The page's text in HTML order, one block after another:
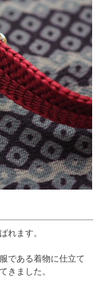
れます。
である着物に仕立て
きました。